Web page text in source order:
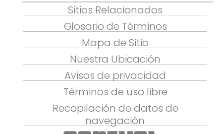
Sitios Relacionados
Glosario de Términos
Mapa de Sitio
Nuestra Ubicación
Avisos de privacidad
Términos de uso libre
Recopilación de datos de
navegación